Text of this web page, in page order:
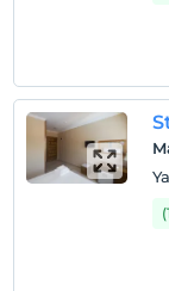
Check/out
En geç saat
Evcil Hayvan
Evcil hayvan